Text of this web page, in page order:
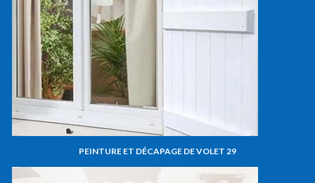
PEINTURE ET DÉCAPAGE DE VOLET 29